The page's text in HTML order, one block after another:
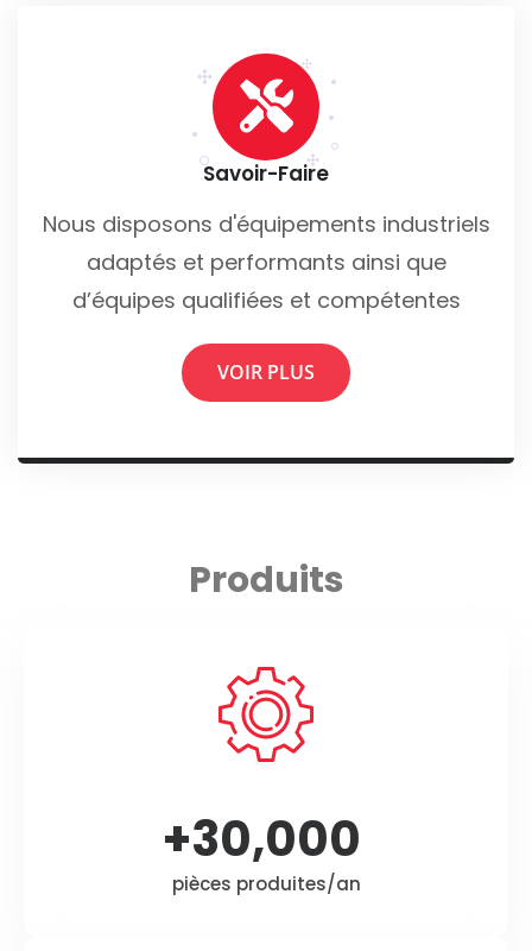
Savoir-Faire
Nous disposons d'équipements industriels
adaptés et performants ainsi que
d’équipes qualifiées et compétentes
VOIR PLUS
Produits
pièces produites/an
+30,000